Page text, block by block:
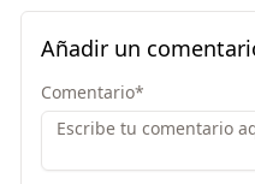
Añadir un
Comentario*